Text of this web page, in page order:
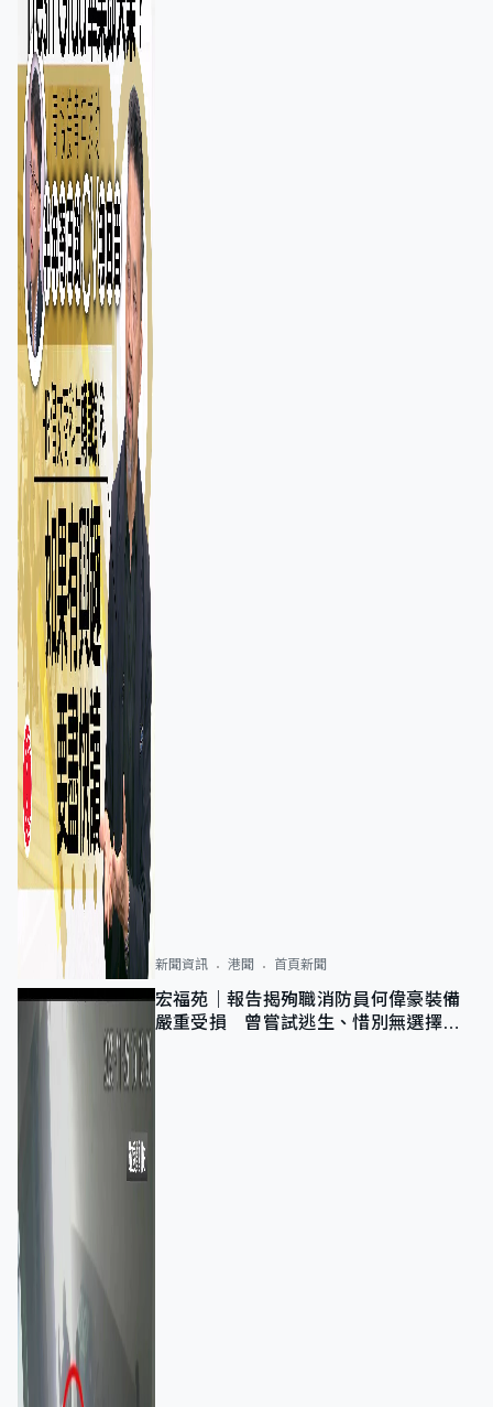
新聞資訊 港聞 首頁新聞
宏福苑｜報告揭殉職消防員何偉豪裝備
嚴重受損 曾嘗試逃生、惜別無選擇下